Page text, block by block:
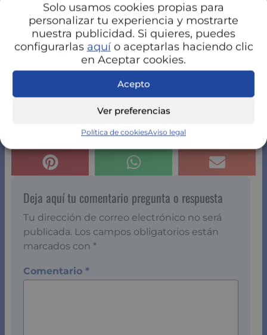
Solo usamos cookies propias para
personalizar tu experiencia y mostrarte
nuestra publicidad. Si quieres, puedes
configurarlas aquío aceptarlas haciendo clic
en Aceptar cookies.
Acepto
Ver preferencias
Política de cookiesAviso legal
Deja aquí tu comentario pregunta o respuesta
Tu dirección de correo electrónico no será
publicada. Los campos obligatorios están
marcados con *
Comentario *